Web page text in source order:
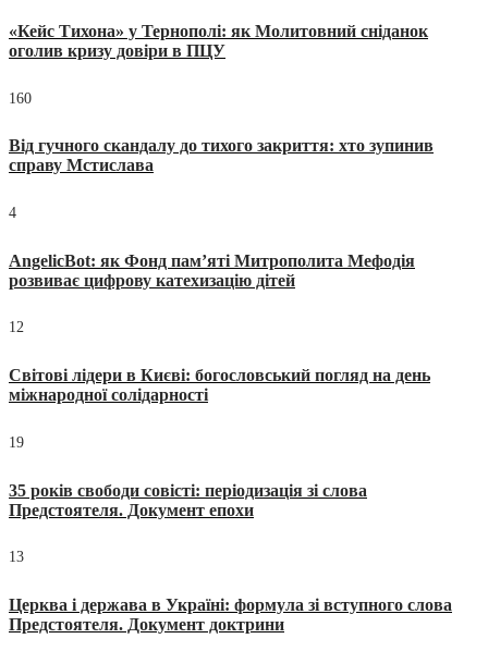
«Кейс Тихона» у Тернополі: як Молитовний сніданок
оголив кризу довіри в ПЦУ
160
Від гучного скандалу до тихого закриття: хто зупинив
справу Мстислава
4
AngelicBot: як Фонд пам’яті Митрополита Мефодія
розвиває цифрову катехизацію дітей
12
Світові лідери в Києві: богословський погляд на день
міжнародної солідарності
19
35 років свободи совісті: періодизація зі слова
Предстоятеля. Документ епохи
13
Церква і держава в Україні: формула зі вступного слова
Предстоятеля. Документ доктрини